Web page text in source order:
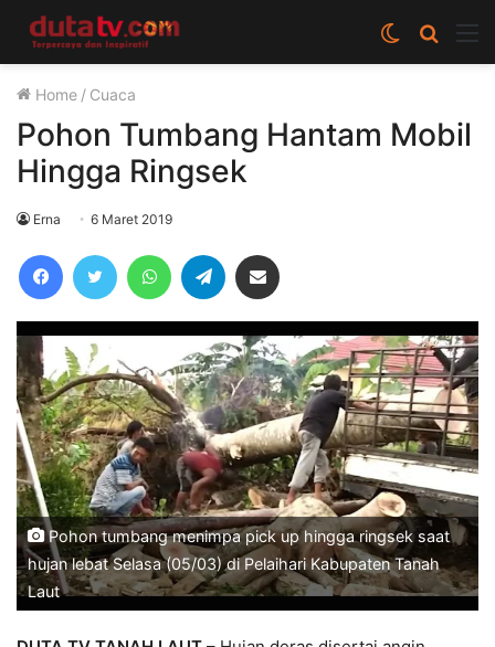
Cari
berita
Switch
skin
Home / Cuaca
Pohon Tumbang Hantam Mobil
Hingga Ringsek
Erna 6 Maret 2019
FacebookTwitter WhatsAppTelegram
Pohon tumbang menimpa pick up hingga ringsek saat
hujan lebat Selasa (05/03) di Pelaihari Kabupaten Tanah
Laut